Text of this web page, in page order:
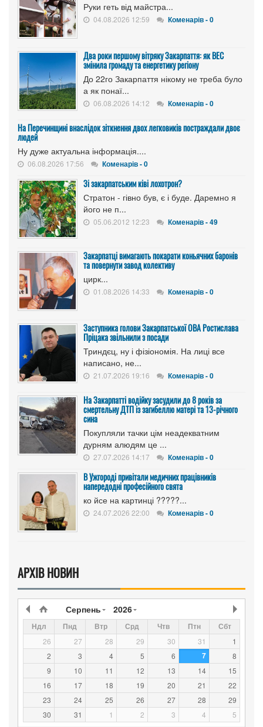
Руки геть від майстра...
04.08.2026 12:59 Коменарів - 0
Два роки першому вітряку Закарпаття: як ВЕС
змінила громаду та енергетику регіону
До 22го Закарпаття нікому не треба було
а як понаї...
06.08.2026 14:12 Коменарів - 0
На Перечинщині внаслідок зіткнення двох легковиків постраждали двоє
людей
Ну дуже актуальна інформація....
06.08.2026 17:56 Коменарів - 0
Зі закарпатським ківі лохотрон?
Стратон - гівно був, є і буде. Даремно я
його не п...
05.06.2012 12:23 Коменарів - 49
Закарпатці вимагають покарати коньячних баронів
та повернути завод колективу
цирк...
01.08.2026 14:33 Коменарів - 0
Заступника голови Закарпатської ОВА Ростислава
Пріцака звільнили з посади
Триндєц, ну і фізіономія. На лиці все
написано, не...
21.07.2026 19:16 Коменарів - 0
На Закарпатті водійку засудили до 8 років за
смертельну ДТП із загибеллю матері та 13-річного
сина
Покупляли тачки цім неадекватним
дурням алюдям це ...
27.07.2026 14:17 Коменарів - 0
В Ужгороді привітали медичних працівників
напередодні професійного свята
ко йсе на картинці ?????...
24.07.2026 22:00 Коменарів - 0
АРХІВ НОВИН
Серпень 2026
Ндл Пнд Втр Срд Чтв Птн Сбт
26 27 28 29 30 31
1
2
3 4 5 6 7
8
9
10 11 12 13 14
15
16
17 18 19 20 21
22
23
24 25 26 27 28
29
30
31 1 2 3 4 5